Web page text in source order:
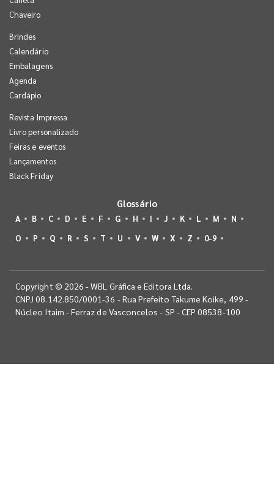
Chaveiro
Brindes
Calendário
Embalagens
Agenda
Cardápio
Revista Impressa
Livro personalizado
Feiras e eventos
Lançamentos
Black Friday
Glossário
A B C D E F G H I J K L M
N
O
P Q R S T U V W X Z 0-9
Copyright © 2026 - WBL Gráfica e Editora Ltda.
CNPJ 08.142.850/0001-36 - Rua Prefeito Takume Koike, 499 -
Núcleo Itaim - Ferraz de Vasconcelos - SP - CEP 08538-100